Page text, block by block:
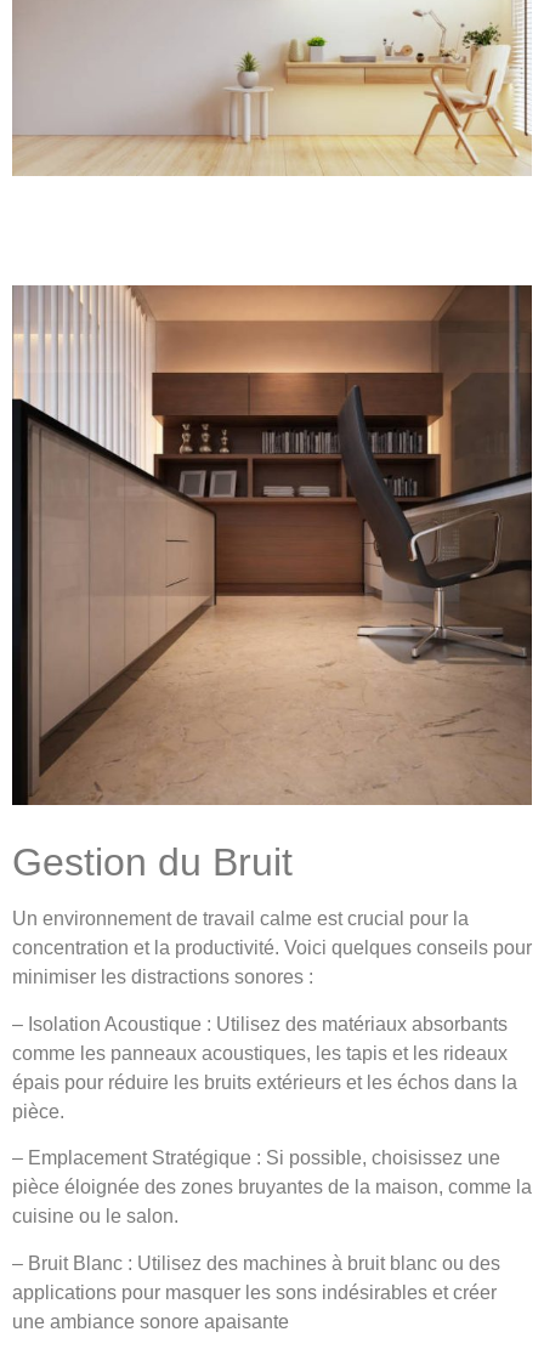
Gestion du Bruit
Un environnement de travail calme est crucial pour la
concentration et la productivité. Voici quelques conseils pour
minimiser les distractions sonores :
– Isolation Acoustique : Utilisez des matériaux absorbants
comme les panneaux acoustiques, les tapis et les rideaux
épais pour réduire les bruits extérieurs et les échos dans la
pièce.
– Emplacement Stratégique : Si possible, choisissez une
pièce éloignée des zones bruyantes de la maison, comme la
cuisine ou le salon.
– Bruit Blanc : Utilisez des machines à bruit blanc ou des
applications pour masquer les sons indésirables et créer
une ambiance sonore apaisante